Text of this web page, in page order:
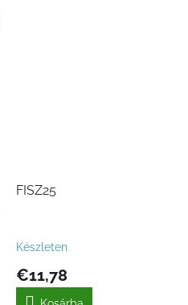
FISZ25
Készleten
€11,78